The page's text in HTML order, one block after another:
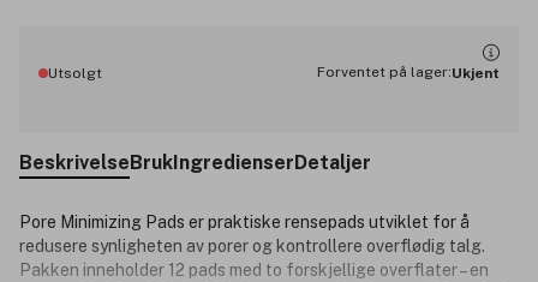
Utsolgt Forventet på lager:Ukjent
BeskrivelseBrukIngredienserDetaljer
Pore Minimizing Pads er praktiske rensepads utviklet for å
redusere synligheten av porer og kontrollere overflødig talg.
Pakken inneholder 12 pads med to forskjellige overflater – en